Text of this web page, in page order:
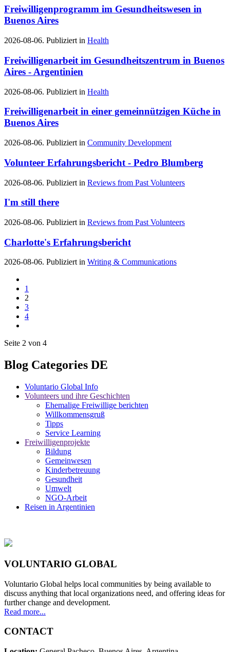
Freiwilligenprogramm im Gesundheitswesen in
Buenos Aires
2026-08-06. Publiziert in Health
Freiwilligenarbeit im Gesundheitszentrum in Buenos
Aires - Argentinien
2026-08-06. Publiziert in Health
Freiwilligenarbeit in einer gemeinnützigen Küche in
Buenos Aires
2026-08-06. Publiziert in Community Development
Volunteer Erfahrungsbericht - Pedro Blumberg
2026-08-06. Publiziert in Reviews from Past Volunteers
I'm still there
2026-08-06. Publiziert in Reviews from Past Volunteers
Charlotte's Erfahrungsbericht
2026-08-06. Publiziert in Writing & Communications
1
2
3
4
Seite 2 von 4
Blog Categories DE
Voluntario Global Info
Volunteers und ihre Geschichten
Ehemalige Freiwillige berichten
Willkommensgruß
Tipps
Service Learning
Freiwilligenprojekte
Bildung
Gemeinwesen
Kinderbetreuung
Gesundheit
Umwelt
NGO-Arbeit
Reisen in Argentinien
VOLUNTARIO GLOBAL
Voluntario Global helps local communities by being available to
discuss anything that local organizations need, and offering ideas for
further change and development.
Read more...
CONTACT